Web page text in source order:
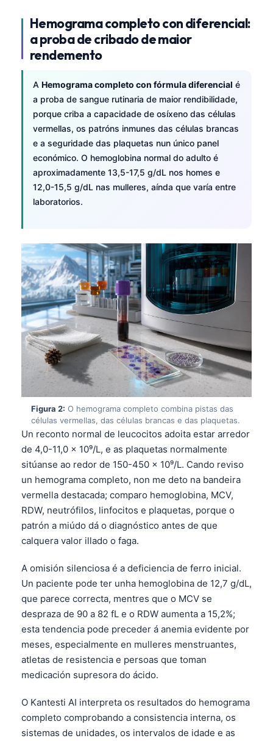
Hemograma completo con diferencial:
a proba de cribado de maior
rendemento
A Hemograma completo con fórmula diferencial é
a proba de sangue rutinaria de maior rendibilidade,
porque criba a capacidade de osíxeno das células
vermellas, os patróns inmunes das células brancas
e a seguridade das plaquetas nun único panel
económico. O hemoglobina normal do adulto é
aproximadamente 13,5-17,5 g/dL nos homes e
12,0-15,5 g/dL nas mulleres, aínda que varía entre
laboratorios.
Figura 2: O hemograma completo combina pistas das
células vermellas, das células brancas e das plaquetas.
Un reconto normal de leucocitos adoita estar arredor
de 4,0-11,0 x 10⁹/L, e as plaquetas normalmente
sitúanse ao redor de 150-450 x 10⁹/L. Cando reviso
un hemograma completo, non me deto na bandeira
vermella destacada; comparo hemoglobina, MCV,
RDW, neutrófilos, linfocitos e plaquetas, porque o
patrón a miúdo dá o diagnóstico antes de que
calquera valor illado o faga.
A omisión silenciosa é a deficiencia de ferro inicial.
Un paciente pode ter unha hemoglobina de 12,7 g/dL,
que parece correcta, mentres que o MCV se
despraza de 90 a 82 fL e o RDW aumenta a 15,2%;
esta tendencia pode preceder á anemia evidente por
meses, especialmente en mulleres menstruantes,
atletas de resistencia e persoas que toman
medicación supresora do ácido.
O Kantesti AI interpreta os resultados do hemograma
completo comprobando a consistencia interna, os
sistemas de unidades, os intervalos de idade e as